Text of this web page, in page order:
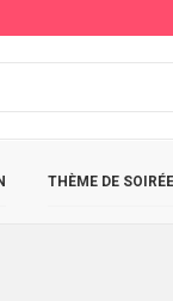
THÈME DE SOIRÉE